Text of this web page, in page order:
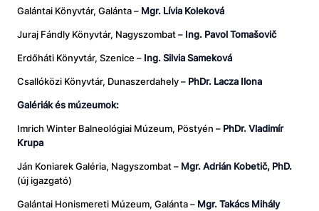
Galántai Könyvtár, Galánta – Mgr. Lívia Koleková
Juraj Fándly Könyvtár, Nagyszombat – Ing. Pavol Tomašovič
Erdőháti Könyvtár, Szenice – Ing. Silvia Sameková
Csallóközi Könyvtár, Dunaszerdahely – PhDr. Lacza Ilona
Galériák és múzeumok:
Imrich Winter Balneológiai Múzeum, Pöstyén – PhDr. Vladimír
Krupa
Ján Koniarek Galéria, Nagyszombat – Mgr. Adrián Kobetič, PhD.
(új igazgató)
Galántai Honismereti Múzeum, Galánta – Mgr. Takács Mihály